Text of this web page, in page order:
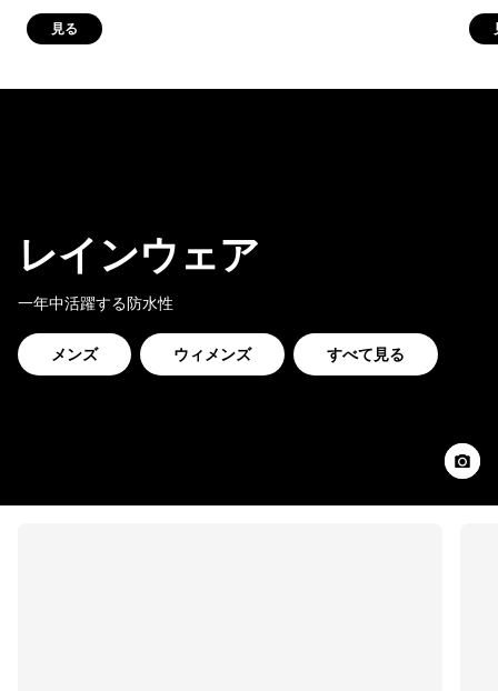
見る
レインウェア
一年中活躍する防水性
メンズ ウィメンズ すべて見る